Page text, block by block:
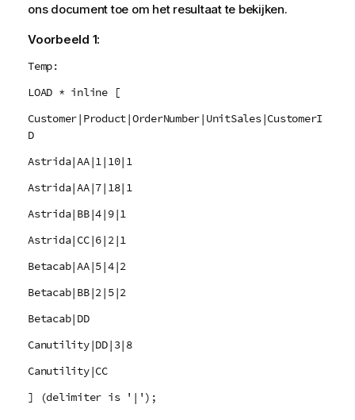
ons document toe om het resultaat te bekijken.
Voorbeeld 1:
Temp:
LOAD * inline [
Customer|Product|OrderNumber|UnitSales|CustomerI
D
Astrida|AA|1|10|1
Astrida|AA|7|18|1
Astrida|BB|4|9|1
Astrida|CC|6|2|1
Betacab|AA|5|4|2
Betacab|BB|2|5|2
Betacab|DD
Canutility|DD|3|8
Canutility|CC
] (delimiter is '|');